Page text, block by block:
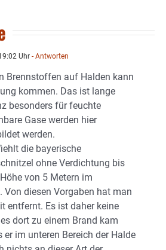
Uhr - Antworten
Brennstoffen auf Halden kann
kommen. Das ist lange
besonders für feuchte
Gase werden hier
werden.
die bayerische
ohne Verdichtung bis
von 5 Metern im
Von diesen Vorgaben hat man
entfernt. Es ist daher keine
dort zu einem Brand kam
im unteren Bereich der Halde